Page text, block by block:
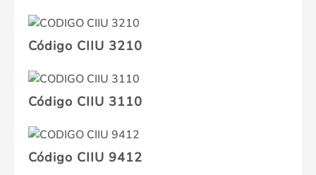
Código CIIU 3210
Código CIIU 3110
Código CIIU 9412